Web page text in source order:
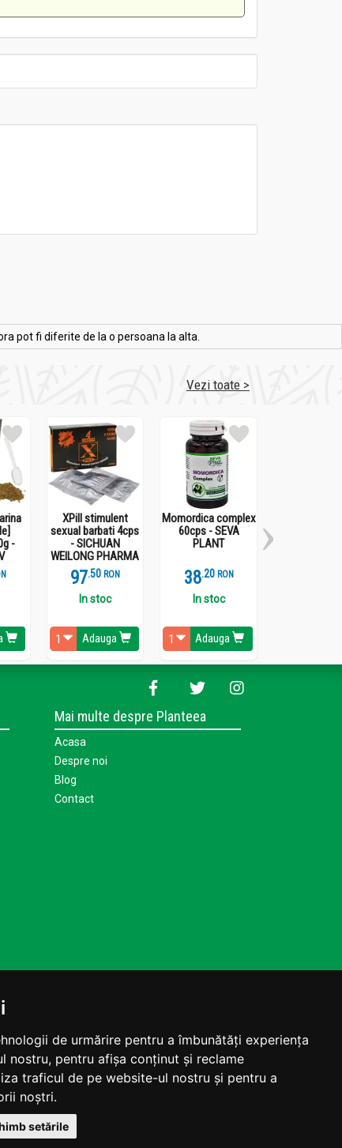
de urmărire pentru a îmbunătăți experiența
nostru, pentru afișa conținut și reclame
traficul de pe website-ul nostru și pentru a
noștri.
setările
pot fi diferite de la o persoana la alta.
Vezi toate >
-
XPill stimulent
sexual barbati 4cps
- SICHUAN
WEILONG PHARMA
97.5 RON
In stoc
Adauga
Momordica complex
60cps - SEVA
PLANT
38.2 RON
In stoc
Adauga
Mai multe despre Planteea
Acasa
Despre noi
Blog
Contact